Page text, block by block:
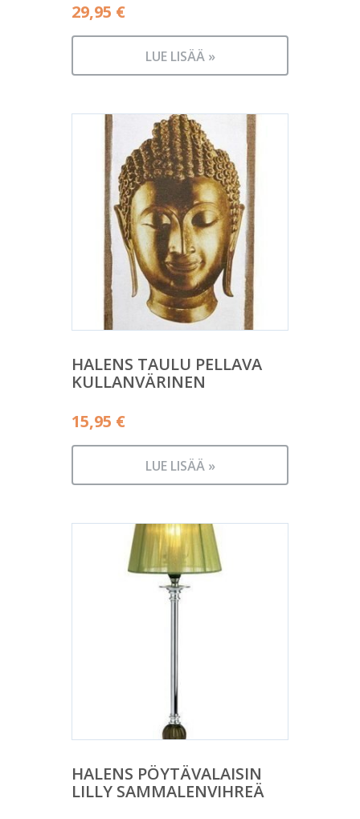
29,95 €
LUE LISÄÄ »
HALENS TAULU PELLAVA
KULLANVÄRINEN
15,95 €
LUE LISÄÄ »
HALENS PÖYTÄVALAISIN
LILLY SAMMALENVIHREÄ